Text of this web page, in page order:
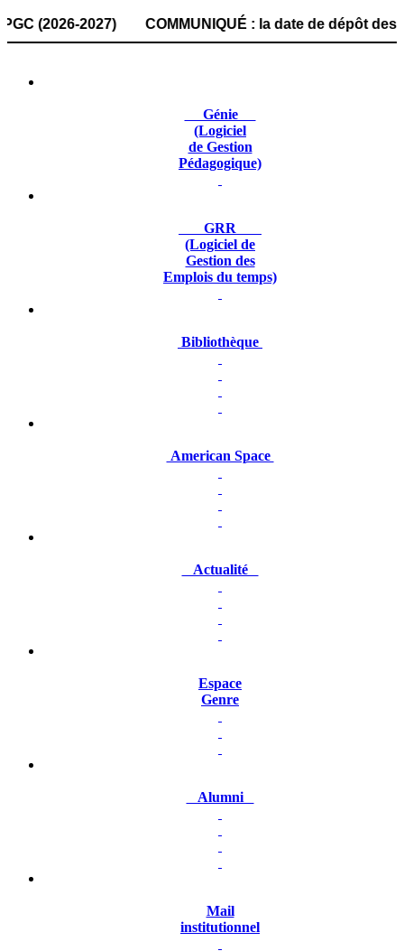
2027) COMMUNIQUÉ : la date de dépôt
Génie
(Logiciel
de Gestion
Pédagogique)
GRR
(Logiciel de
Gestion des
Emplois du temps)
Bibliothèque
American Space
Actualité
Espace
Genre
Alumni
Mail
institutionnel